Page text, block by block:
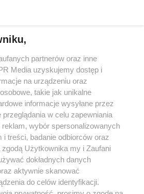
w serwisie nie może być powielany i
rozpowszechniany w jakikolwiek sposób (w
mechaniczny) na jakimkolwiek polu
formie, włącznie z umieszczaniem w Internecie
praw. Jakiekolwiek użycie lub
lub w części z naruszeniem prawa, tzn.
pod groźbą kary i może być ścigane
O nas
partnerów oraz inne
Media uzyskujemy dostęp i
na urządzeniu oraz
takie jak unikalne
informacje wysyłane przez
w celu zapewniania
wybór spersonalizowanych
i treści, badanie odbiorców oraz
zgodą Użytkownika my i Zaufani
dokładnych danych
aktywnie skanować
do celów identyfikacji.